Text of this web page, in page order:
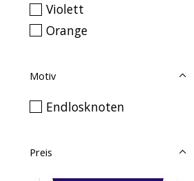
Violett
Orange
Motiv
Endlosknoten
Preis